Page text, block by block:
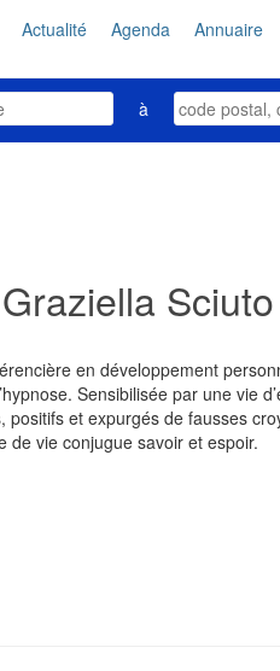
Actualité Agenda Annuaire
à
Graziella
en développement
Sensibilisée par une vie
positifs et expurgés de fausses
de vie conjugue savoir et espoir.